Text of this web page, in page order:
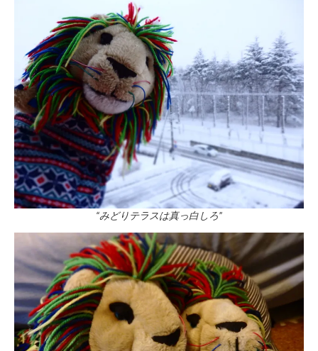
“みどりテラスは真っ白しろ”